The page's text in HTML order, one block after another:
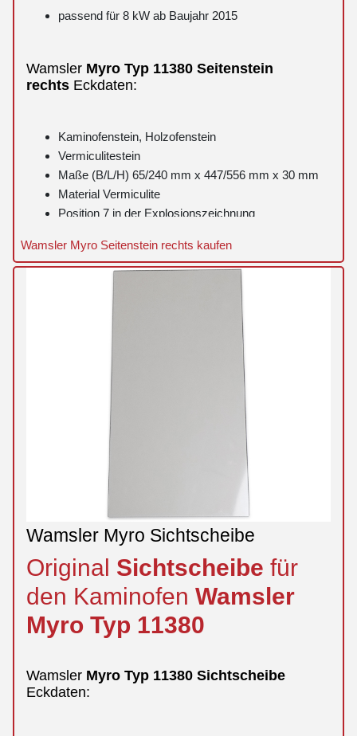
passend für 8 kW ab Baujahr 2015
Wamsler Myro Typ 11380 Seitenstein
rechts Eckdaten:
Kaminofenstein, Holzofenstein
Vermiculitestein
Maße (B/L/H) 65/240 mm x 447/556 mm x 30 mm
Material Vermiculite
Position 7 in der Explosionszeichnung
Wamsler Myro Seitenstein rechts kaufen
Wamsler Myro Sichtscheibe
Original Sichtscheibe für
den Kaminofen Wamsler
Myro Typ 11380
Wamsler Myro Typ 11380 Sichtscheibe
Eckdaten: